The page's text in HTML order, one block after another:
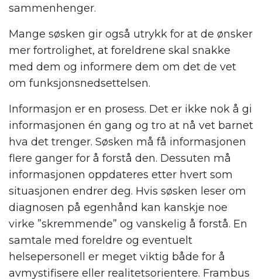
sammenhenger.
Mange søsken gir også utrykk for at de ønsker
mer fortrolighet, at foreldrene skal snakke
med dem og informere dem om det de vet
om funksjonsnedsettelsen.
Informasjon er en prosess. Det er ikke nok å gi
informasjonen én gang og tro at nå vet barnet
hva det trenger. Søsken må få informasjonen
flere ganger for å forstå den. Dessuten må
informasjonen oppdateres etter hvert som
situasjonen endrer deg. Hvis søsken leser om
diagnosen på egenhånd kan kanskje noe
virke ”skremmende” og vanskelig å forstå. En
samtale med foreldre og eventuelt
helsepersonell er meget viktig både for å
avmystifisere eller realitetsorientere. Frambus